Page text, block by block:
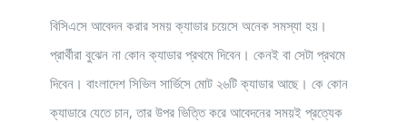
বিসিএসে আবেদন করার সময় ক্যাডার চয়েসে অনেক সমস্যা হয়।
প্রার্থীরা বুঝেন না কোন ক্যাডার প্রথমে দিবেন। কেনই বা সেটা প্রথমে
দিবেন। বাংলাদেশ সিভিল সার্ভিসে মোট ২৬টি ক্যাডার আছে। কে কোন
ক্যাডারে যেতে চান, তার উপর ভিত্তি করে আবেদনের সময়ই প্রত্যেক